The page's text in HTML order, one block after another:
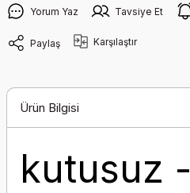
Yorum Yaz Tavsiye Et
Paylaş Karşılaştır
Ürün Bilgisi
kutusuz -